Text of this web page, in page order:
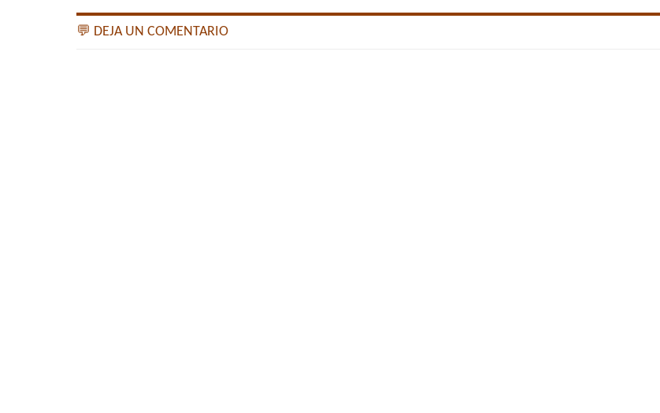
💬 DEJA UN COMENTARIO